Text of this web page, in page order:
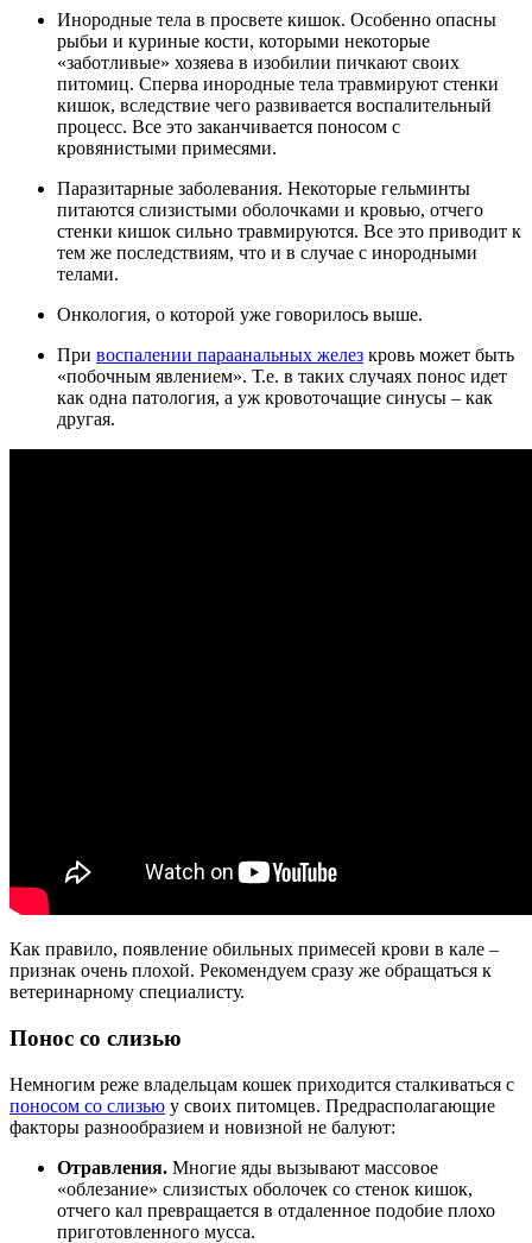
Инородные тела в просвете кишок. Особенно опасны
рыбьи и куриные кости, которыми некоторые
«заботливые» хозяева в изобилии пичкают своих
питомиц. Сперва инородные тела травмируют стенки
кишок, вследствие чего развивается воспалительный
процесс. Все это заканчивается поносом с
кровянистыми примесями.
Паразитарные заболевания. Некоторые гельминты
питаются слизистыми оболочками и кровью, отчего
стенки кишок сильно травмируются. Все это приводит к
тем же последствиям, что и в случае с инородными
телами.
Онкология, о которой уже говорилось выше.
При воспалении параанальных желез кровь может быть
«побочным явлением». Т.е. в таких случаях понос идет
как одна патология, а уж кровоточащие синусы – как
другая.
Как правило, появление обильных примесей крови в кале –
признак очень плохой. Рекомендуем сразу же обращаться к
ветеринарному специалисту.
Понос со слизью
Немногим реже владельцам кошек приходится сталкиваться с
поносом со слизью у своих питомцев. Предрасполагающие
факторы разнообразием и новизной не балуют:
Отравления. Многие яды вызывают массовое
«облезание» слизистых оболочек со стенок кишок,
отчего кал превращается в отдаленное подобие плохо
приготовленного мусса.